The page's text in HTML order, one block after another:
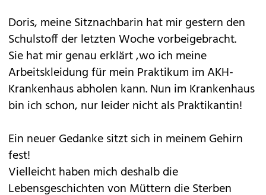
Doris, meine Sitznachbarin hat mir gestern den
Schulstoff der letzten Woche vorbeigebracht.
Sie hat mir genau erklärt ,wo ich meine
Arbeitskleidung für mein Praktikum im AKH-
Krankenhaus abholen kann. Nun im Krankenhaus
bin ich schon, nur leider nicht als Praktikantin!
Ein neuer Gedanke sitzt sich in meinem Gehirn
fest!
Vielleicht haben mich deshalb die
Lebensgeschichten von Müttern die Sterben